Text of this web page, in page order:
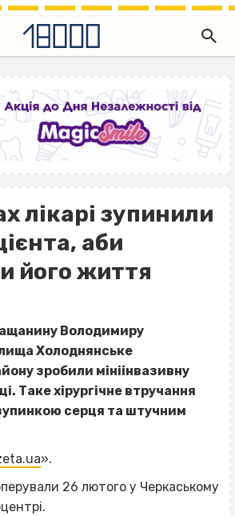
лікарі зупинили
аби
його життя
Володимиру
Холоднянське
зробили мініінвазивну
Таке хірургічне втручання
серця та штучним
».
26 лютого у Черкаському